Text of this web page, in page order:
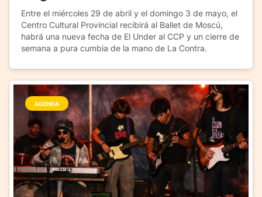
Entre el miércoles 29 de abril y el domingo 3 de mayo, el
Centro Cultural Provincial recibirá al Ballet de Moscú,
habrá una nueva fecha de El Under al CCP y un cierre de
semana a pura cumbia de la mano de La Contra.
AGENDA